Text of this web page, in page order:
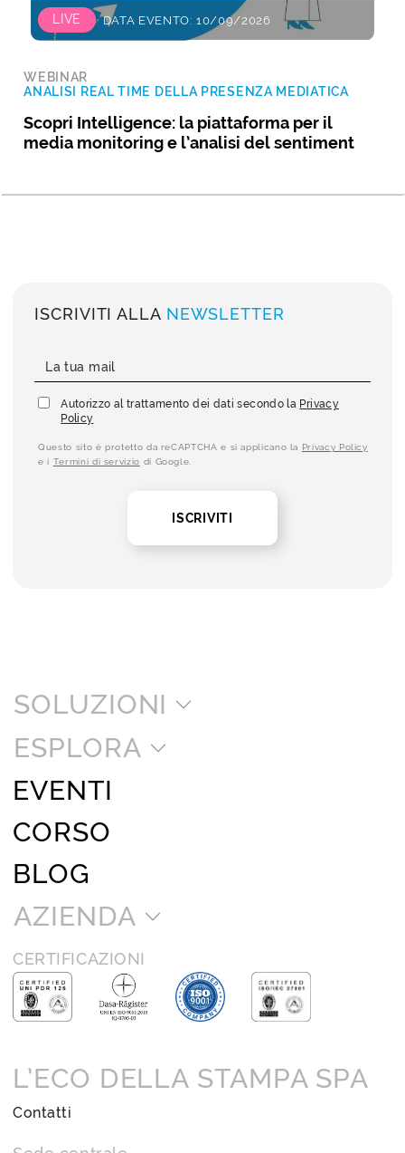
LIVE DATA EVENTO: 10/09/2026
WEBINAR
ANALISI REAL TIME DELLA PRESENZA MEDIATICA
Scopri Intelligence: la piattaforma per il
media monitoring e l’analisi del sentiment
ISCRIVITI ALLA NEWSLETTER
Autorizzo al trattamento dei dati secondo la Privacy
Policy
Questo sito è protetto da reCAPTCHA e si applicano la Privacy Policy
e i Termini di servizio di Google.
ISCRIVITI
SOLUZIONI
ESPLORA
EVENTI
CORSO
BLOG
AZIENDA
CERTIFICAZIONI
L’ECO DELLA STAMPA SPA
Contatti